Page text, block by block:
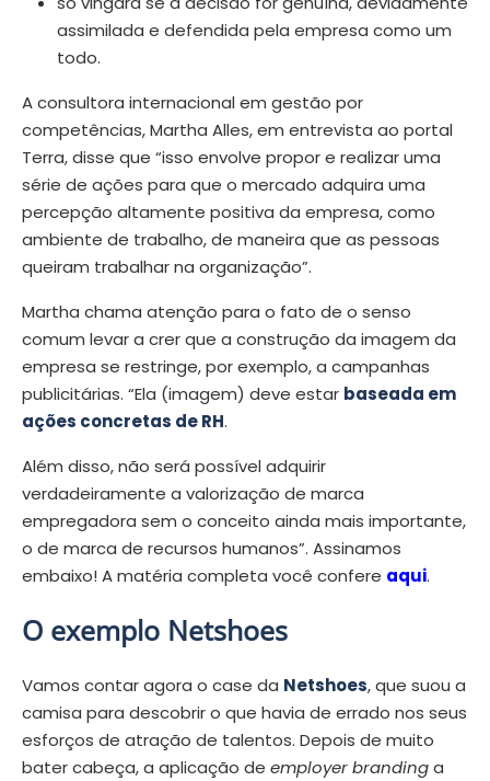
assimilada e defendida pela empresa como um
todo.
A consultora internacional em gestão por
competências, Martha Alles, em entrevista ao portal
Terra, disse que “isso envolve propor e realizar uma
série de ações para que o mercado adquira uma
percepção altamente positiva da empresa, como
ambiente de trabalho, de maneira que as pessoas
queiram trabalhar na organização”.
Martha chama atenção para o fato de o senso
comum levar a crer que a construção da imagem da
empresa se restringe, por exemplo, a campanhas
publicitárias. “Ela (imagem) deve estar baseada em
ações concretas de RH.
Além disso, não será possível adquirir
verdadeiramente a valorização de marca
empregadora sem o conceito ainda mais importante,
o de marca de recursos humanos”. Assinamos
embaixo! A matéria completa você confere aqui.
O exemplo Netshoes
Vamos contar agora o case da Netshoes, que suou a
camisa para descobrir o que havia de errado nos seus
esforços de atração de talentos. Depois de muito
bater cabeça, a aplicação de employer brandinga